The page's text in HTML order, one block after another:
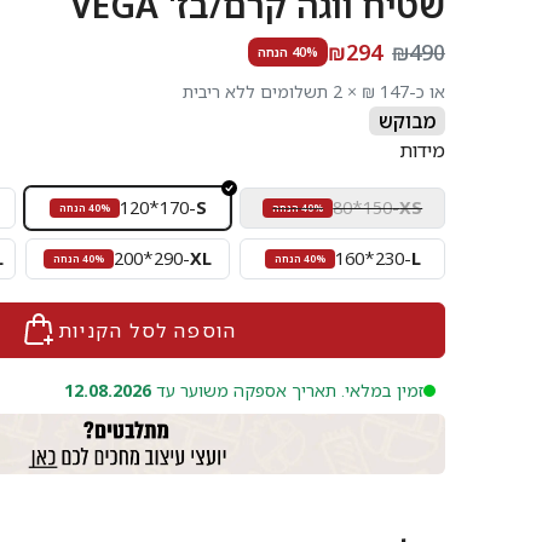
₪490
₪294 40% הנחה
או כ-147 ₪ × 2 תשלומים ללא ריבית
מבוקש
מידות
XS
-
80*150 40% הנחה S
-
120*170 40% הנחה
L
-
160*230 40% הנחה XL
-
200*290 40% הנחה
הוספה לסל הקניות
זמין במלאי. תאריך אספקה משוער עד 12.08.2026